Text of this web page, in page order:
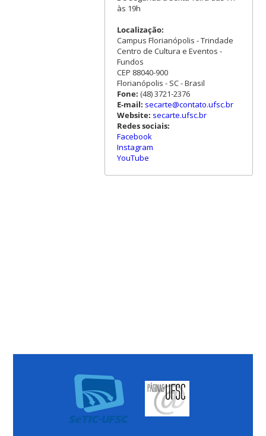
às 19h
Localização:
Campus Florianópolis - Trindade
Centro de Cultura e Eventos -
Fundos
CEP 88040-900
Florianópolis - SC - Brasil
Fone: (48) 3721-2376
E-mail: secarte@contato.ufsc.br
Website: secarte.ufsc.br
Redes sociais:
Facebook
Instagram
YouTube